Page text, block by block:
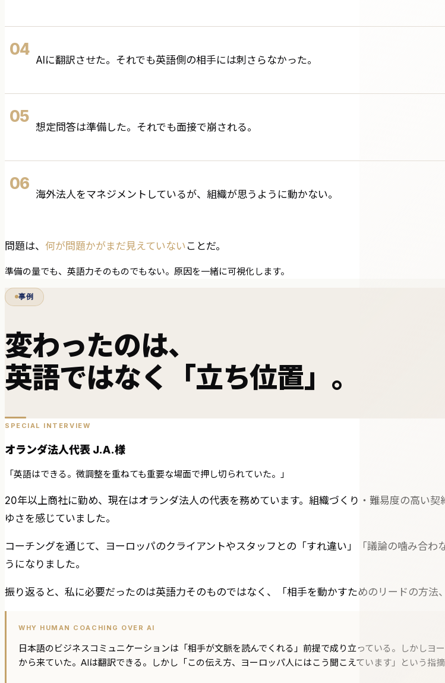
04
AIに翻訳させた。それでも英語側の相手には刺さらなかった。
05
想定問答は準備した。それでも面接で崩される。
06
海外法人をマネジメントしているが、組織が思うように動かない。
問題は、 何が問題かがまだ見えていない ことだ。
準備の量でも、英語力そのものでもない。原因を一緒に可視化します。
事例
変わったのは、
英語ではなく「立ち位置」。
SPECIAL INTERVIEW
オランダ法人代表 J.A.様
「英語はできる。微調整を重ねても重要な場面で押し切られていた。」
20年以上商社に勤め、現在はオランダ法人の代表を務めています。組織づくり・難易度の高い
ゆさを感じていました。
コーチングを通じて、ヨーロッパのクライアントやスタッフとの「すれ違い」「議論の噛み合
うになりました。
振り返ると、私に必要だったのは英語力そのものではなく、「相手を動かすためのリードの方法
WHY HUMAN COACHING OVER AI
日本語のビジネスコミュニケーションは「相手が文脈を読んでくれる」前提で成り立っている。しかし
から来ていた。AIは翻訳できる。しかし「この伝え方、ヨーロッパ人にはこう聞こえています」という指